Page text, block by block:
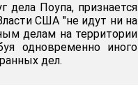
дела Поупа, признается
США "не идут ни на
делам на территории
одновременно иного
дел.